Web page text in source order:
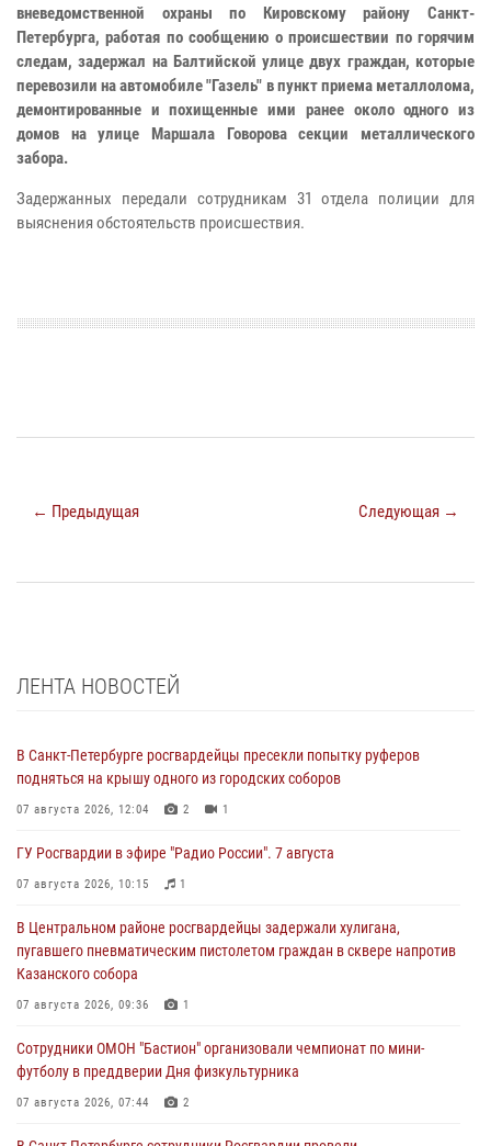
вневедомственной охраны по Кировскому району Санкт-
Петербурга, работая по сообщению о происшествии по горячим
следам, задержал на Балтийской улице двух граждан, которые
перевозили на автомобиле "Газель" в пункт приема металлолома,
демонтированные и похищенные ими ранее около одного из
домов на улице Маршала Говорова секции металлического
забора.
Задержанных передали сотрудникам 31 отдела полиции для
выяснения обстоятельств происшествия.
← Предыдущая Следующая →
ЛЕНТА НОВОСТЕЙ
В Санкт-Петербурге росгвардейцы пресекли попытку руферов
подняться на крышу одного из городских соборов
07 августа 2026, 12:04 2 1
ГУ Росгвардии в эфире "Радио России". 7 августа
07 августа 2026, 10:15 1
В Центральном районе росгвардейцы задержали хулигана,
пугавшего пневматическим пистолетом граждан в сквере напротив
Казанского собора
07 августа 2026, 09:36 1
Сотрудники ОМОН "Бастион" организовали чемпионат по мини-
футболу в преддверии Дня физкультурника
07 августа 2026, 07:44 2